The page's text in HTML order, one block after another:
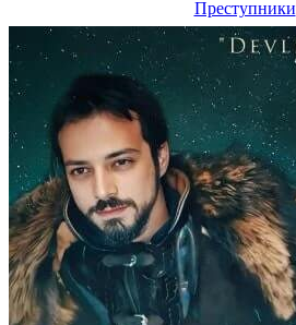
Преступники